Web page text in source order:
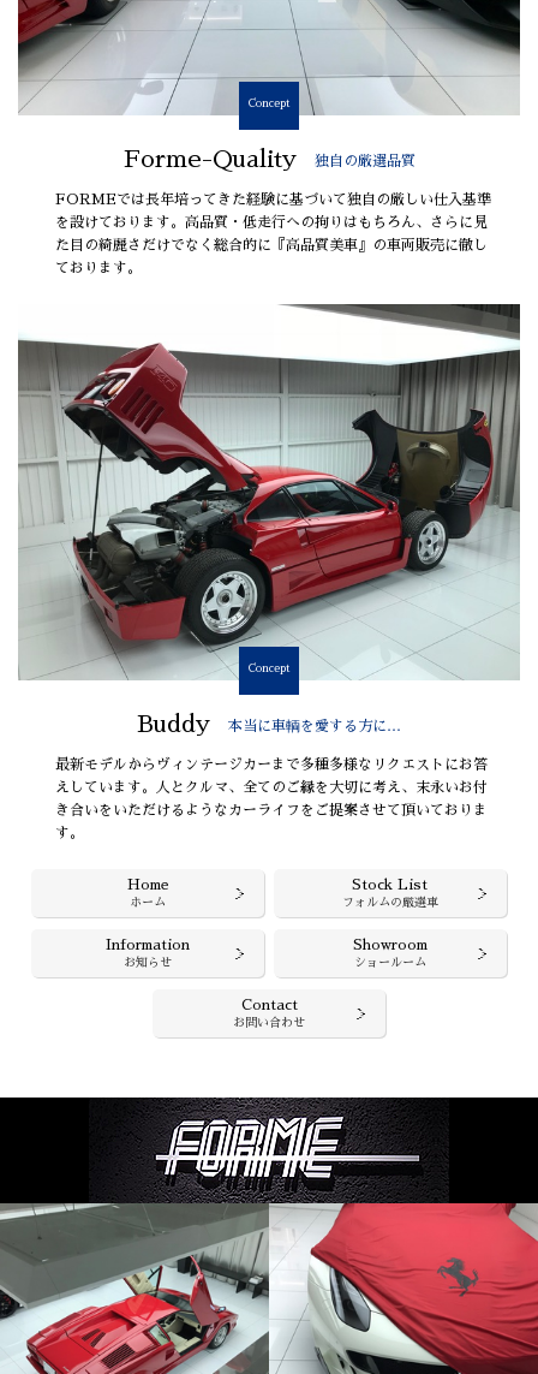
Concept
Forme-Quality 独自の厳選品質
FORMEでは長年培ってきた経験に基づいて独自の厳しい仕入基準
を設けております。高品質・低走行への拘りはもちろん、さらに見
た目の綺麗さだけでなく総合的に『高品質美車』の車両販売に徹し
ております。
Concept
Buddy 本当に車輌を愛する方に…
最新モデルからヴィンテージカーまで多種多様なリクエストにお答
えしています。人とクルマ、全てのご縁を大切に考え、末永いお付
き合いをいただけるようなカーライフをご提案させて頂いておりま
す。
Home
ホーム
Stock List
フォルムの厳選車
Information
お知らせ
Showroom
ショールーム
Contact
お問い合わせ